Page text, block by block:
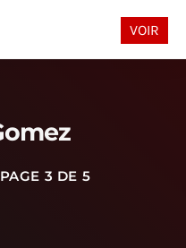
play_arrow
3 DE 5
VOIR